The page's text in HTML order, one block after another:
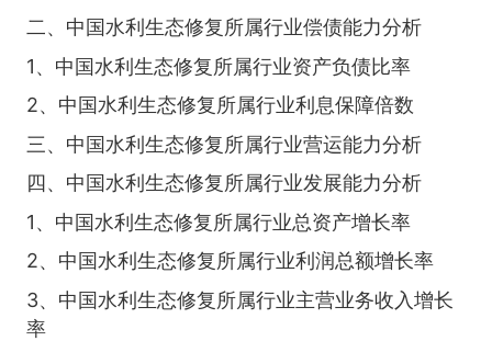
二、中国水利生态修复所属行业偿债能力分析
1、中国水利生态修复所属行业资产负债比率
2、中国水利生态修复所属行业利息保障倍数
三、中国水利生态修复所属行业营运能力分析
四、中国水利生态修复所属行业发展能力分析
1、中国水利生态修复所属行业总资产增长率
2、中国水利生态修复所属行业利润总额增长率
3、中国水利生态修复所属行业主营业务收入增长
率